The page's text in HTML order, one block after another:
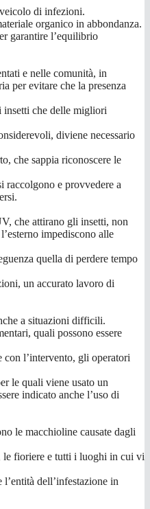
di infezioni.
organico in abbondanza.
garantire l’equilibrio
e nelle comunità, in
per evitare che la presenza
insetti che delle migliori
diviene necessario
che sappia riconoscere le
raccolgono e provvedere a
che attirano gli insetti, non
impediscono alle
quella di perdere tempo
un accurato lavoro di
a situazioni difficili.
quali possono essere
con l’intervento, gli operatori
le quali viene usato un
indicato anche l’uso di
le macchioline causate dagli
le fioriere e tutti i luoghi in cui vi
dell’infestazione in